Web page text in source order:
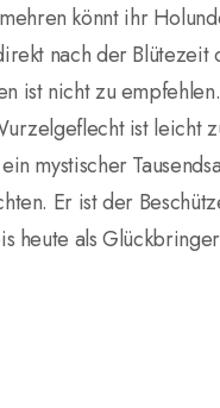
könnt ihr
nach der Blütezeit
ist nicht zu
ist leicht
mystischer
Er ist der
heute als